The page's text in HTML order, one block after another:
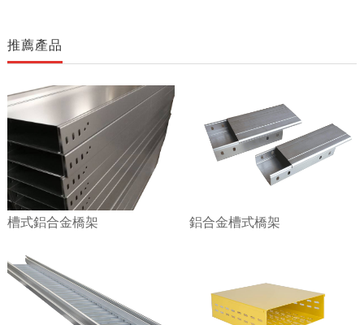
推薦產品
槽式鋁合金橋架 鋁合金槽式橋架